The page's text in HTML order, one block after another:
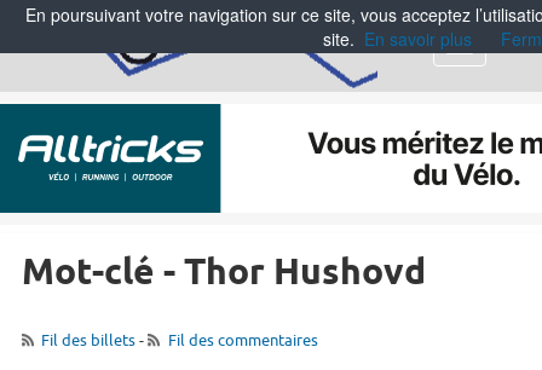
Menu
Mot-clé - Thor Hushovd
Fil des billets- Fil des commentaires
En poursuivant votre navigation sur ce site, vous acceptez
site. En savoir plus